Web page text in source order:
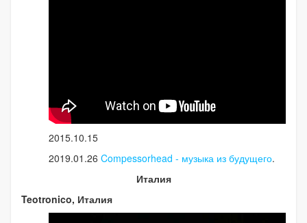
2015.10.15
2019.01.26 Compessorhead - музыка из будущего.
Италия
Teotronico, Италия